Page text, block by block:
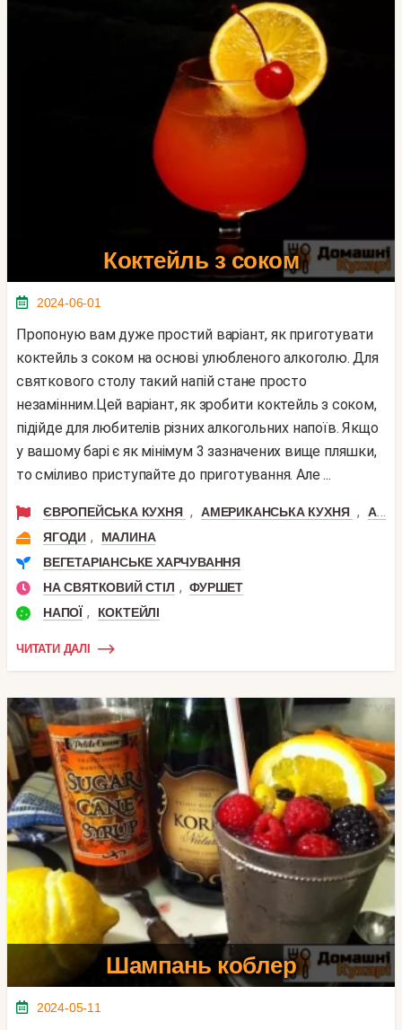
Коктейль з соком
2024-06-01
Пропоную вам дуже простий варіант, як приготувати
коктейль з соком на основі улюбленого алкоголю. Для
святкового столу такий напій стане просто
незамінним.Цей варіант, як зробити коктейль з соком,
підійде для любителів різних алкогольних напоїв. Якщо
у вашому барі є як мінімум 3 зазначених вище пляшки,
то сміливо приступайте до приготування. Але ...
ЄВРОПЕЙСЬКА КУХНЯ , АМЕРИКАНСЬКА КУХНЯ ,
АНГЛІЙСЬКА КУХНЯ
ЯГОДИ ,
МАЛИНА
ВЕГЕТАРІАНСЬКЕ ХАРЧУВАННЯ
НА СВЯТКОВИЙ СТІЛ , ФУРШЕТ
НАПОЇ , КОКТЕЙЛІ
ЧИТАТИ ДАЛІ
Шампань коблер
2024-05-11